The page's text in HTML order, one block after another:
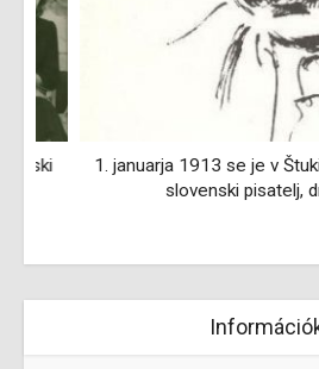
1. januarja 1913 se je v Štukih pri
slovenski pisatelj,